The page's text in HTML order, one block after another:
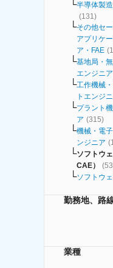
半導体製
(131)
その他セ
アプリケ
ア・FAE (
基地局・
エンジニア
工作機械
トエンジ
プラント
ア (315)
機械・電
ンジニア (
ソフトウ
CAE）
(53
ソフトウ
勤務地、路
業種